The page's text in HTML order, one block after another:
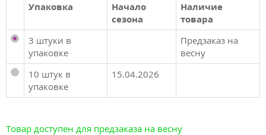
Упаковка
Начало
сезона
Наличие
товара
3 штуки в
упаковке
Предзаказ на
весну
10 штук в
упаковке
15.04.2026
Товар доступен для предзаказа на весну